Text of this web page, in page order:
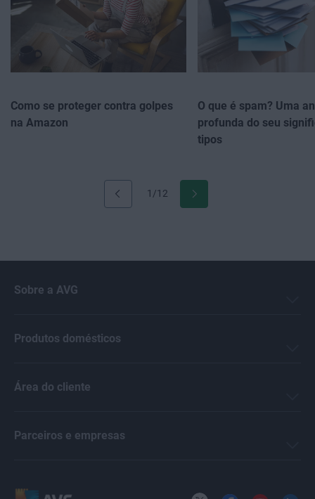
1/12
Como se proteger contra golpes
na Amazon
O que é spam? Uma
profunda do seu
tipos
Sobre a AVG
Produtos domésticos
Área do cliente
Parceiros e empresas